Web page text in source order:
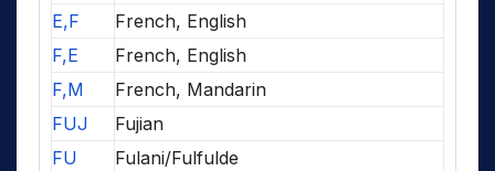
E,F
French, English
F,E
French, English
F,M
French, Mandarin
FUJ
Fujian
FU
Fulani/Fulfulde